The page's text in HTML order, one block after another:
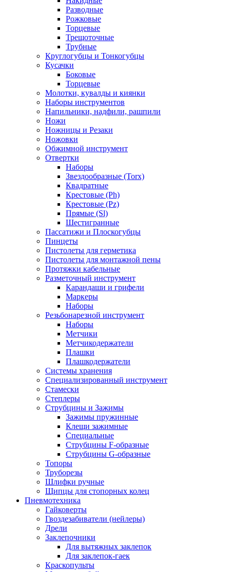
Разводные
Рожковые
Торцевые
Трещоточные
Трубные
Круглогубцы и Тонкогубцы
Кусачки
Боковые
Торцевые
Молотки, кувалды и киянки
Наборы инструментов
Напильники, надфили, рашпили
Ножи
Ножницы и Резаки
Ножовки
Обжимной инструмент
Отвертки
Наборы
Звездообразные (Torx)
Квадратные
Крестовые (Ph)
Крестовые (Pz)
Прямые (Sl)
Шестигранные
Пассатижи и Плоскогубцы
Пинцеты
Пистолеты для герметика
Пистолеты для монтажной пены
Протяжки кабельные
Разметочный инструмент
Карандаши и грифели
Маркеры
Наборы
Резьбонарезной инструмент
Наборы
Метчики
Метчикодержатели
Плашки
Плашкодержатели
Системы хранения
Специализированный инструмент
Стамески
Степлеры
Струбцины и Зажимы
Зажимы пружинные
Клещи зажимные
Специальные
Струбцины F-образные
Струбцины G-образные
Топоры
Труборезы
Шлифки ручные
Щипцы для стопорных колец
Пневмотехника
Гайковерты
Гвоздезабиватели (нейлеры)
Дрели
Заклепочники
Для вытяжных заклепок
Для заклепок-гаек
Краскопульты